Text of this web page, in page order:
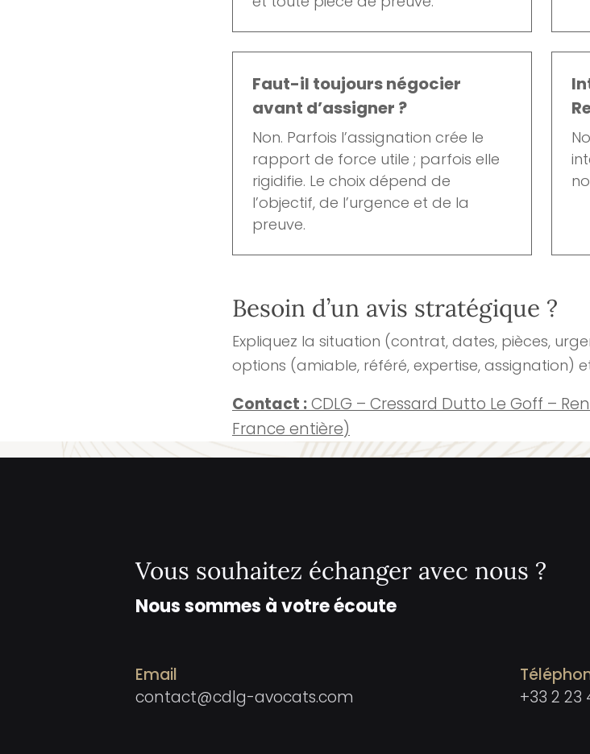
Faut-il toujours négocier
avant d’assigner ?
Non. Parfois l’assignation crée le
rapport de force utile ; parfois elle
rigidifie. Le choix dépend de
l’objectif, de l’urgence et de la
preuve.
Besoin d’un avis stratégique ?
Expliquez la situation (contrat, dates, pièces,
options (amiable, référé, expertise, assignation)
Contact :CDLG – Cressard Dutto Le Goff –
France entière)
Vous souhaitez échanger avec nous ?
Nous sommes à votre écoute
Email
contact@cdlg-avocats.com
+33 2 23